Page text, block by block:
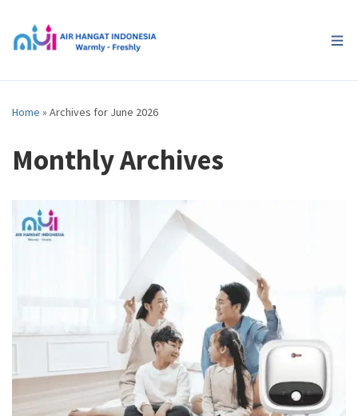
Home » Archives for June 2026
Monthly Archives